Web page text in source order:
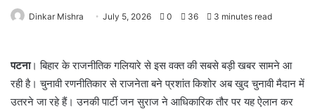
Dinkar Mishra July 5, 2026 0 36 3 minutes read
पटना। बिहार के राजनीतिक गलियारे से इस वक्त की सबसे बड़ी खबर सामने आ
रही है। चुनावी रणनीतिकार से राजनेता बने प्रशांत किशोर अब खुद चुनावी मैदान में
उतरने जा रहे हैं। उनकी पार्टी जन सुराज ने आधिकारिक तौर पर यह ऐलान कर